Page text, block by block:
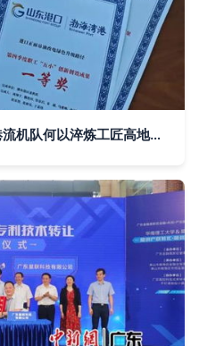
渤海湾畔的“状元之家” 潍坊港流机队何以淬炼工匠高地与技术转让先锋